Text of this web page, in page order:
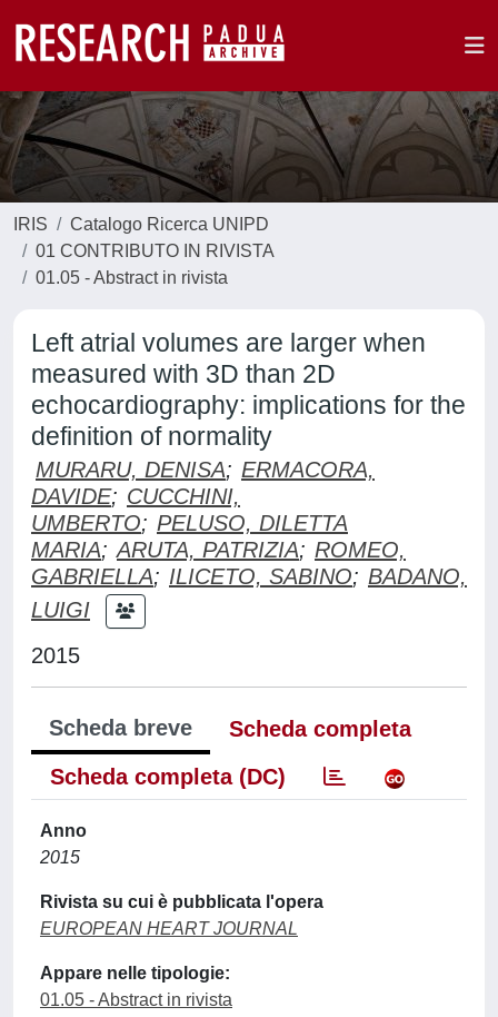
IRIS
Catalogo Ricerca UNIPD
01 CONTRIBUTO IN RIVISTA
01.05 - Abstract in rivista
Left atrial volumes are larger when
measured with 3D than 2D
echocardiography: implications for the
definition of normality
MURARU, DENISA; ERMACORA,
DAVIDE; CUCCHINI,
UMBERTO; PELUSO, DILETTA
MARIA; ARUTA, PATRIZIA; ROMEO,
GABRIELLA; ILICETO, SABINO; BADANO,
LUIGI
2015
Scheda breve
Scheda completa
Scheda completa (DC)
Anno
2015
Rivista su cui è pubblicata l'opera
EUROPEAN HEART JOURNAL
Appare nelle tipologie:
01.05 - Abstract in rivista